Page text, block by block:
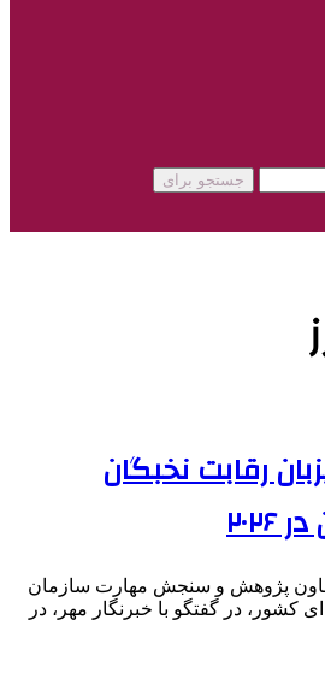
جستجو برای
رقابت نخبگان
پژوهش و سنجش مهارت سازمان
کشور، در گفتگو با خبرنگار مهر، در